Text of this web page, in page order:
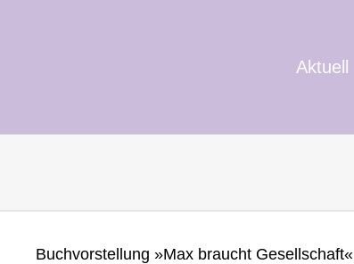
Aktuell
Buchvorstellung »Max braucht Gesellschaft«